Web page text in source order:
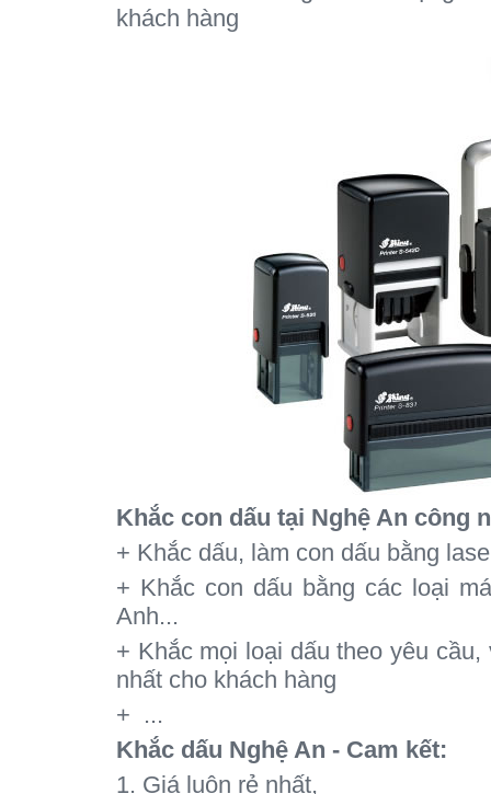
khách hàng
Khắc con dấu tại Nghệ An công
+ Khắc dấu, làm con dấu bằng
+ Khắc con dấu bằng các loại
Anh...
+ Khắc mọi loại dấu theo yêu
nhất cho khách hàng
+ ...
Khắc dấu Nghệ An - Cam kết:
1. Giá luôn rẻ nhất,